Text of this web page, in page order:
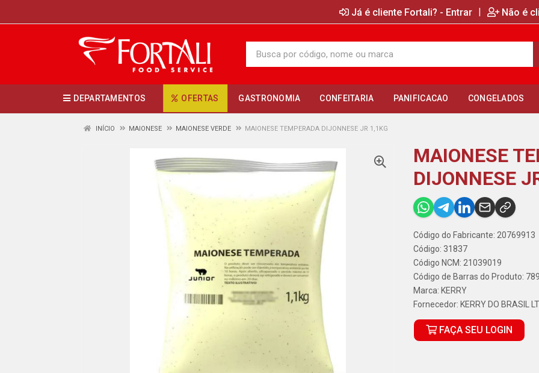
Já é cliente Fortali? - Entrar | Não é
DEPARTAMENTOS OFERTAS GASTRONOMIA CONFEITARIA PANIFICACAO CONGELADOS
INÍCIO MAIONESE MAIONESE VERDE MAIONESE TEMPERADA DIJONNESE JR 1,1KG
MAIONESE
DIJONNESE
Código do Fabricante: 20769913
Código: 31837
Código NCM: 21039019
Código de Barras do Produto:
Marca: KERRY
Fornecedor: KERRY DO BRASIL
FAÇA SEU LOGIN